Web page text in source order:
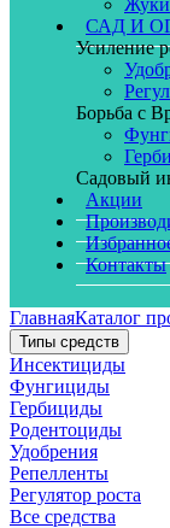
Жуки
САД И
Усиление
Борьба с
Садовый
Акции
Контакты
ГлавнаяКаталог
Типы средств
Инсектициды
Фунгициды
Гербициды
Родентоциды
Удобрения
Репелленты
Регулятор роста
Все средства